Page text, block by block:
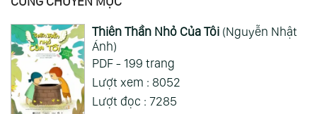
Gia Đình Điệp Viên - Spy X Family
ai hỏi 123
Wed 05/08/2026
Mong 1 ngày shop ra 2 chap
Xem Thêm
Thiên Thần Nhỏ Của Tôi(Nguyễn Nhật
Ánh)
PDF - 199 trang
Lượt xem : 8052
Lượt đọc : 7285